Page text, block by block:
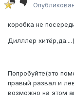
коробка не
Дилллер
Попробуйте(это
правый развал и
возможно на этом